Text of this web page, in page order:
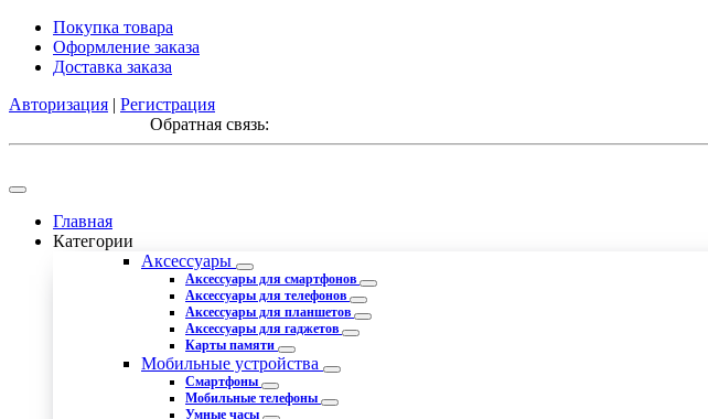
Покупка товара
Оформление заказа
Доставка заказа
Авторизация | Регистрация
Обратная связь:
Главная
Категории
Аксессуары
Аксессуары для смартфонов
Аксессуары для телефонов
Аксессуары для планшетов
Аксессуары для гаджетов
Карты памяти
Мобильные устройства
Смартфоны
Мобильные телефоны
Умные часы